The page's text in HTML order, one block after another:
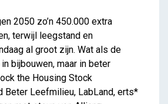
2050 zo’n 450.000 extra
terwijl leegstand en
al groot zijn. Wat als de
bijbouwen, maar in beter
the Housing Stock
Beter Leefmilieu, LabLand, erts*